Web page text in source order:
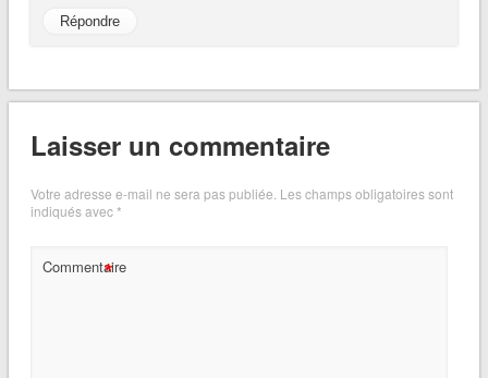
Répondre
Laisser un commentaire
Votre adresse e-mail ne sera pas publiée. Les champs obligatoires sont
indiqués avec*
Commentaire
*